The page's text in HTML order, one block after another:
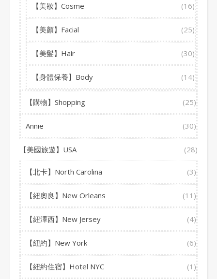
【美妝】Cosme (16)
【美顏】Facial (25)
【美髮】Hair (30)
【身體保養】Body (14)
【購物】Shopping (25)
Annie (30)
【美國旅遊】USA (28)
【北卡】North Carolina (3)
【紐奧良】New Orleans (11)
【紐澤西】New Jersey (4)
【紐約】New York (6)
【紐約住宿】Hotel NYC (1)